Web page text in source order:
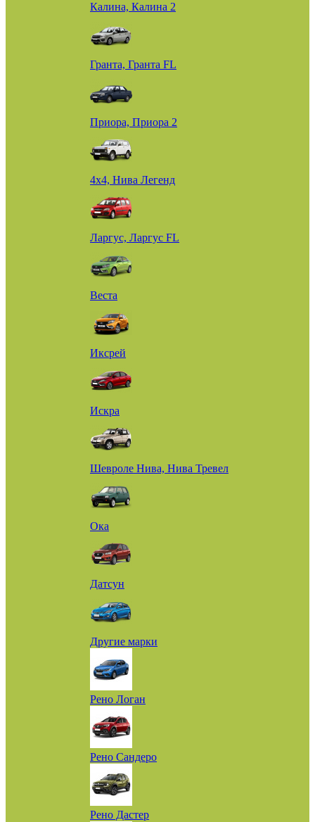
Калина, Калина 2
Гранта, Гранта FL
Приора, Приора 2
4х4, Нива Легенд
Ларгус, Ларгус FL
Веста
Иксрей
Искра
Шевроле Нива, Нива Тревел
Ока
Датсун
Другие марки
Рено Логан
Рено Сандеро
Рено Дастер